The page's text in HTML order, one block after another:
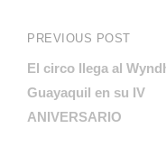
PREVIOUS POST
El circo llega al
Guayaquil en su IV
ANIVERSARIO